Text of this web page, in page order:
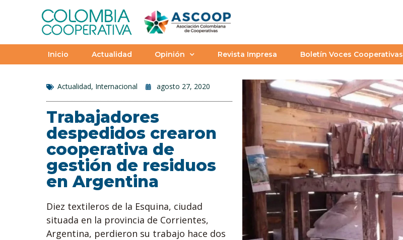
Inicio Actualidad Opinión Revista Impresa Boletín Voces Cooperativas
Actualidad, Internacional agosto 27, 2020
Trabajadores
despedidos crearon
cooperativa de
gestión de residuos
en Argentina
Diez textileros de la Esquina, ciudad
situada en la provincia de Corrientes,
Argentina, perdieron su trabajo hace dos